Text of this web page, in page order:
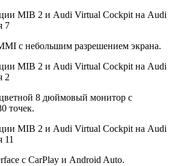
с небольшим разрешением экрана.
8 дюймовый монитор c
точек.
с CarPlay и Android Auto.